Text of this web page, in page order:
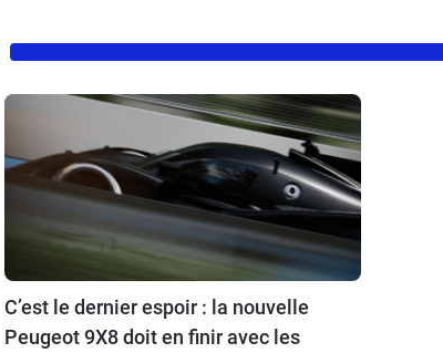
C’est le dernier espoir : la nouvelle
Peugeot 9X8 doit en finir avec les